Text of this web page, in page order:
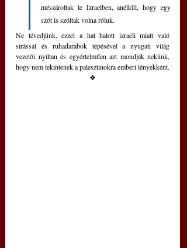
mészároltak le Izraelben, anélkül, hogy egy
szót is szóltak volna róluk.
Ne tévedjünk, ezzel a hat halott izraeli miatt való
sírással és ruhadarabok tépésével a nyugati világ
vezetői nyíltan és egyértelműen azt mondják nekünk,
hogy nem tekintenek a palesztinokra emberi lényekként.
❖